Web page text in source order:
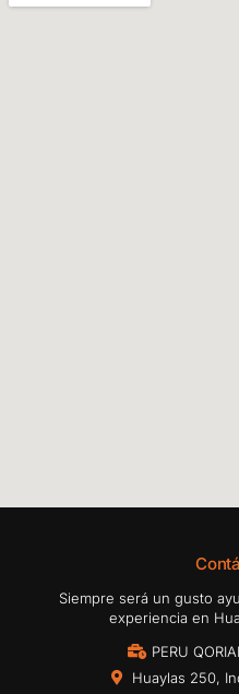
Siempre será un gusto
experiencia en
PERU
Huaylas 250,